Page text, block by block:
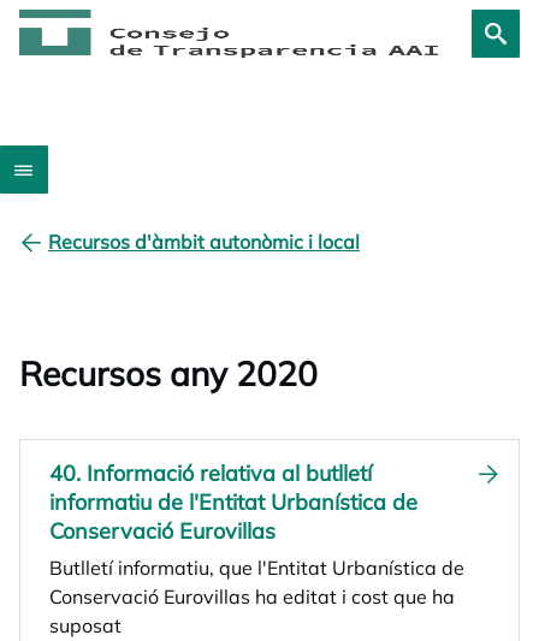
Recursos d'àmbit autonòmic i local
Recursos any 2020
40. Informació relativa al butlletí
informatiu de l'Entitat Urbanística de
Conservació Eurovillas
Butlletí informatiu, que l'Entitat Urbanística de
Conservació Eurovillas ha editat i cost que ha
suposat